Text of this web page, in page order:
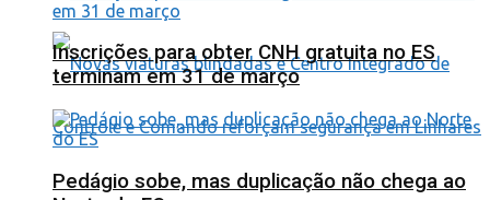
Inscrições para obter CNH gratuita no ES
terminam em 31 de março
Pedágio sobe, mas duplicação não chega ao